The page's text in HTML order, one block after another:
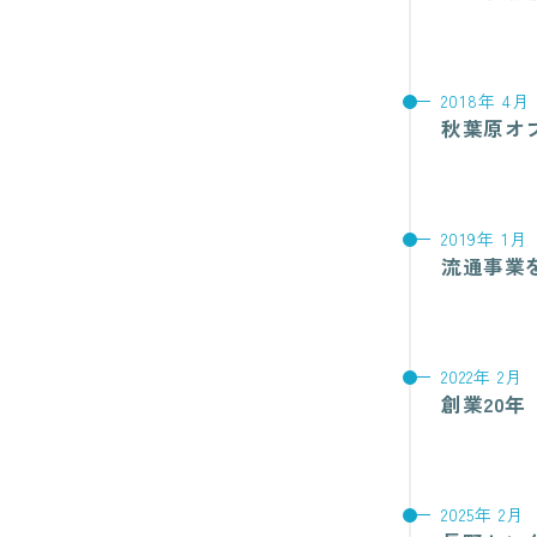
2018年 4月
秋葉原オ
2019年 1月
流通事業
2022年 2月
創業20年
2025年 2月